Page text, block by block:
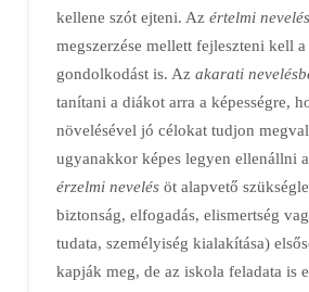
kellene szót ejteni. Az értelmi
megszerzése mellett fejleszteni kell
gondolkodást is. Az akarati
tanítani a diákot arra a képességre,
növelésével jó célokat tudjon
ugyanakkor képes legyen ellenállni
érzelmi nevelésöt alapvető
biztonság, elfogadás, elismertség
tudata, személyiség kialakítása)
kapják meg, de az iskola feladata is